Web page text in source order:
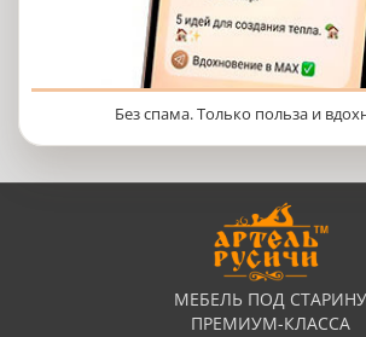
Без спама. Только польза и
МЕБЕЛЬ ПОД СТАРИНУ
ПРЕМИУМ-КЛАССА